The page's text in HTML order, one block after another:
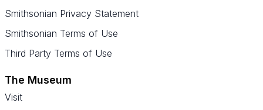
Smithsonian Privacy Statement
Smithsonian Terms of Use
Third Party Terms of Use
The Museum
Visit